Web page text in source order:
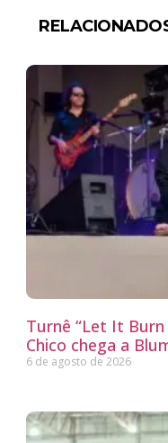
Turnê “Let It Burn
Chico chega a
6 de agosto de 2026